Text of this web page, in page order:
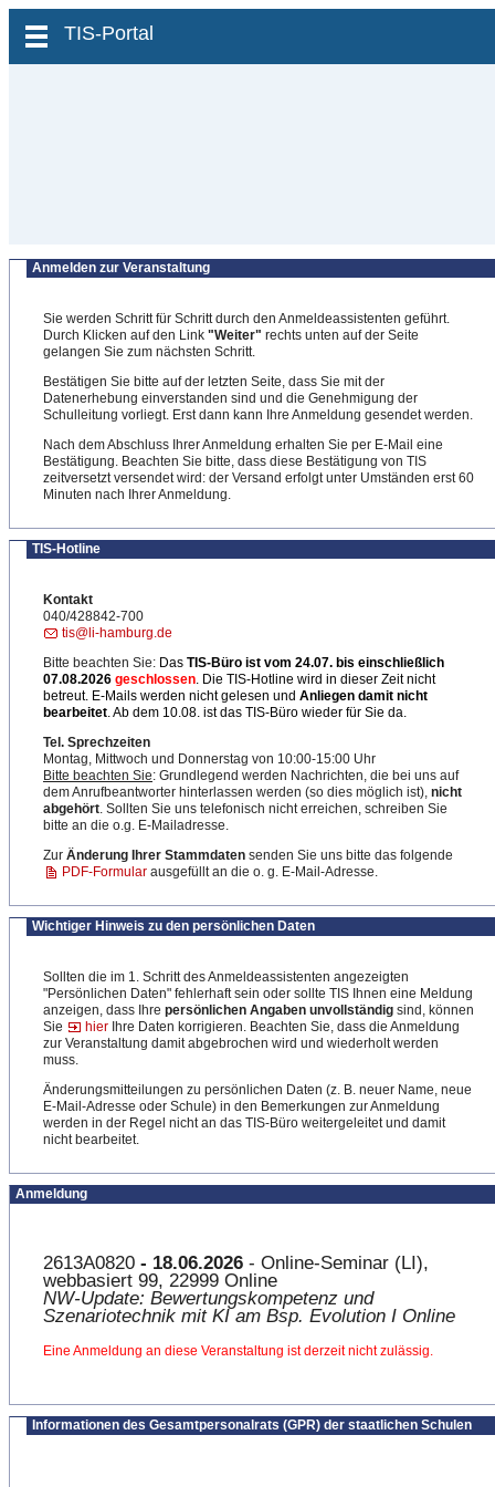
zum Inhalt wechseln
TIS-Portal
Anmelden zur Veranstaltung
Sie werden Schritt für Schritt durch den Anmeldeassistenten geführt.
Durch Klicken auf den Link "Weiter" rechts unten auf der Seite
gelangen Sie zum nächsten Schritt.
Bestätigen Sie bitte auf der letzten Seite, dass Sie mit der
Datenerhebung einverstanden sind und die Genehmigung der
Schulleitung vorliegt. Erst dann kann Ihre Anmeldung gesendet werden.
Nach dem Abschluss Ihrer Anmeldung erhalten Sie per E-Mail eine
Bestätigung. Beachten Sie bitte, dass diese Bestätigung von TIS
zeitversetzt versendet wird: der Versand erfolgt unter Umständen erst 60
Minuten nach Ihrer Anmeldung.
TIS-Hotline
Kontakt
040/428842-700
tis@li-hamburg.de
Bitte beachten Sie: Das TIS-Büro ist vom 24.07. bis einschließlich
07.08.2026 geschlossen. Die TIS-Hotline wird in dieser Zeit nicht
betreut. E-Mails werden nicht gelesen und Anliegen damit nicht
bearbeitet. Ab dem 10.08. ist das TIS-Büro wieder für Sie da.
Tel. Sprechzeiten
Montag, Mittwoch und Donnerstag von 10:00-15:00 Uhr
Bitte beachten Sie: Grundlegend werden Nachrichten, die bei uns auf
dem Anrufbeantworter hinterlassen werden (so dies möglich ist), nicht
abgehört. Sollten Sie uns telefonisch nicht erreichen, schreiben Sie
bitte an die o.g. E-Mailadresse.
Zur Änderung Ihrer Stammdaten senden Sie uns bitte das folgende
PDF-Formular ausgefüllt an die o. g. E-Mail-Adresse.
Wichtiger Hinweis zu den persönlichen Daten
Sollten die im 1. Schritt des Anmeldeassistenten angezeigten
"Persönlichen Daten" fehlerhaft sein oder sollte TIS Ihnen eine Meldung
anzeigen, dass Ihre persönlichen Angaben unvollständig sind, können
Sie
hier Ihre Daten korrigieren. Beachten Sie, dass die Anmeldung
zur Veranstaltung damit abgebrochen wird und wiederholt werden
muss.
Änderungsmitteilungen zu persönlichen Daten (z. B. neuer Name, neue
E-Mail-Adresse oder Schule) in den Bemerkungen zur Anmeldung
werden in der Regel nicht an das TIS-Büro weitergeleitet und damit
nicht bearbeitet.
Anmeldung
2613A0820 - 18.06.2026 - Online-Seminar (LI),
webbasiert 99, 22999 Online
NW-Update: Bewertungskompetenz und
Szenariotechnik mit KI am Bsp. Evolution I Online
Eine Anmeldung an diese Veranstaltung ist derzeit nicht zulässig.
Informationen des Gesamtpersonalrats (GPR) der staatlichen Schulen